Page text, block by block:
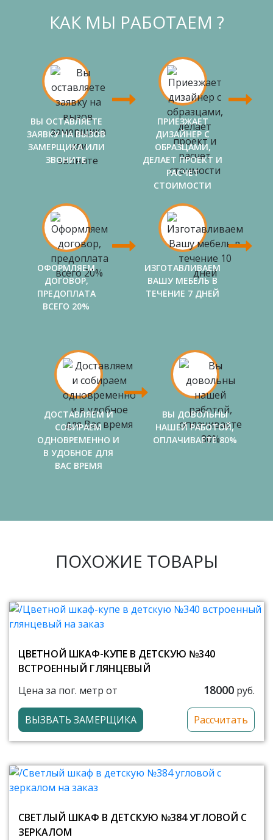
КАК МЫ РАБОТАЕМ ?
ВЫ ОСТАВЛЯЕТЕ
ЗАЯВКУ НА ВЫЗОВ
ЗАМЕРЩИКА ИЛИ
ЗВОНИТЕ
ПРИЕЗЖАЕТ
ДИЗАЙНЕР С
ОБРАЗЦАМИ,
ДЕЛАЕТ ПРОЕКТ И
РАСЧЕТ
СТОИМОСТИ
ОФОРМЛЯЕМ
ДОГОВОР,
ПРЕДОПЛАТА
ВСЕГО 20%
ИЗГОТАВЛИВАЕМ
ВАШУ МЕБЕЛЬ В
ТЕЧЕНИЕ 7 ДНЕЙ
ДОСТАВЛЯЕМ И
СОБИРАЕМ
ОДНОВРЕМЕННО И
В УДОБНОЕ ДЛЯ
ВАС ВРЕМЯ
ВЫ ДОВОЛЬНЫ
НАШЕЙ РАБОТОЙ,
ОПЛАЧИВАЕТЕ 80%
ПОХОЖИЕ ТОВАРЫ
ЦВЕТНОЙ ШКАФ-КУПЕ В ДЕТСКУЮ №340
ВСТРОЕННЫЙ ГЛЯНЦЕВЫЙ
Цена за пог. метр от
18000 руб.
ВЫЗВАТЬ ЗАМЕРЩИКА Рассчитать
СВЕТЛЫЙ ШКАФ В ДЕТСКУЮ №384 УГЛОВОЙ С
ЗЕРКАЛОМ